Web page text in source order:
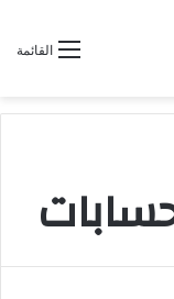
القائمة